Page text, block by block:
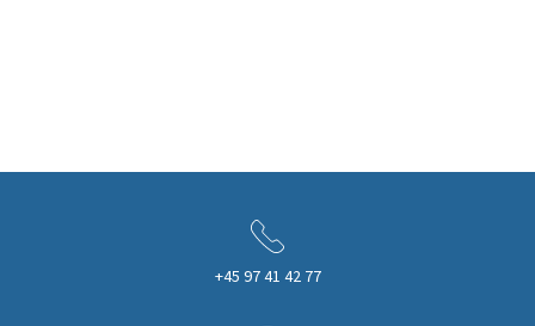
+45 97 41 42 77